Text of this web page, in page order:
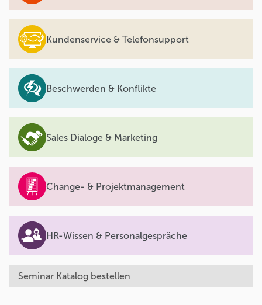
Kundenservice & Telefonsupport
Beschwerden & Konflikte
Sales Dialoge & Marketing
Change- & Projektmanagement
HR-Wissen & Personalgespräche
Seminar Katalog bestellen